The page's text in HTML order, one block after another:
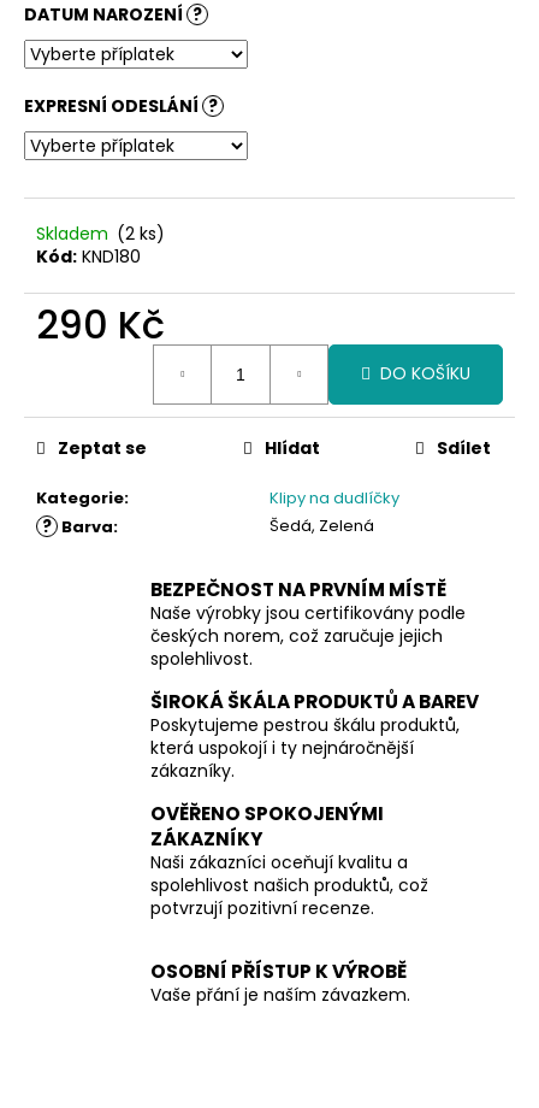
DATUM NAROZENÍ ?
EXPRESNÍ ODESLÁNÍ ?
Skladem (2 ks)
Kód: KND180
290 Kč
DO KOŠÍKU
Kategorie: Klipy na dudlíčky
? Barva: Šedá, Zelená
Zeptat se Hlídat Sdílet
BEZPEČNOST NA PRVNÍM MÍSTĚ
Naše výrobky jsou certifikovány podle
českých norem, což zaručuje jejich
spolehlivost.
ŠIROKÁ ŠKÁLA PRODUKTŮ A BAREV
Poskytujeme pestrou škálu produktů,
která uspokojí i ty nejnáročnější
zákazníky.
OVĚŘENO SPOKOJENÝMI
ZÁKAZNÍKY
Naši zákazníci oceňují kvalitu a
spolehlivost našich produktů, což
potvrzují pozitivní recenze.
OSOBNÍ PŘÍSTUP K VÝROBĚ
Vaše přání je naším závazkem.